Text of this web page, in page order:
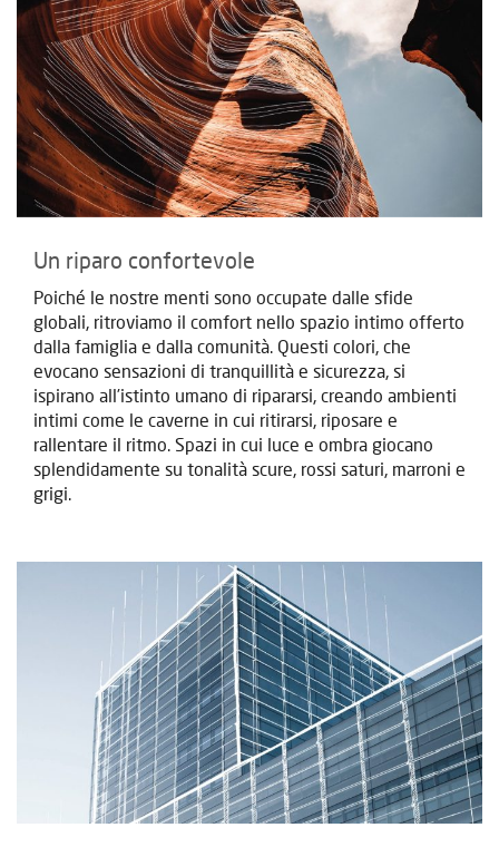
Un riparo confortevole
Poiché le nostre menti sono occupate dalle sfide
globali, ritroviamo il comfort nello spazio intimo offerto
dalla famiglia e dalla comunità. Questi colori, che
evocano sensazioni di tranquillità e sicurezza, si
ispirano all’istinto umano di ripararsi, creando ambienti
intimi come le caverne in cui ritirarsi, riposare e
rallentare il ritmo. Spazi in cui luce e ombra giocano
splendidamente su tonalità scure, rossi saturi, marroni e
grigi.